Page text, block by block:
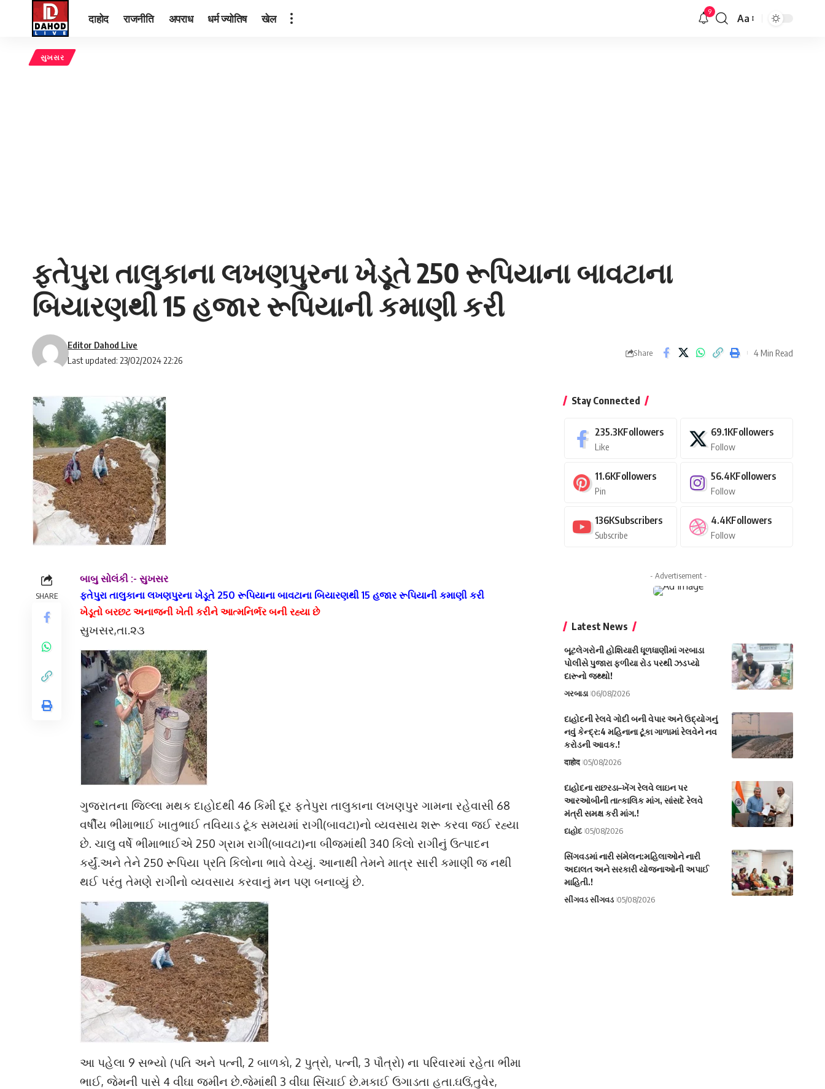
दाहोद राजनीति अपराध धर्म ज्योतिष खेल 9
Font
Aa
સુખસર
ફતેપુરા તાલુકાના લખણપુરના ખેડૂતે 250 રૂપિયાના બાવટાના
બિયારણથી 15 હજાર રૂપિયાની કમાણી કરી
Last updated: 23/02/2024 22:26
Editor Dahod Live
Share 4 Min Read
SHARE
બાબુ સોલંકી :- સુખસર
ફતેપુરા તાલુકાના લખણપુરના ખેડૂતે 250 રૂપિયાના બાવટાના બિયારણથી 15 હજાર રૂપિયાની કમાણી કરી
ખેડૂતો બરછટ અનાજની ખેતી કરીને આત્મનિર્ભર બની રહ્યા છે
સુખસર,તા.૨૩
ગુજરાતના જિલ્લા મથક દાહોદથી 46 કિમી દૂર ફતેપુરા તાલુકાના લખણપુર ગામના રહેવાસી 68
વર્ષીય ભીમાભાઈ ખાતુભાઈ તવિયાડ ટૂંક સમયમાં રાગી(બાવટા)નો વ્યવસાય શરૂ કરવા જઈ રહ્યા
છે. ચાલુ વર્ષે ભીમાભાઈએ 250 ગ્રામ રાગી(બાવટા)ના બીજમાંથી 340 કિલો રાગીનું ઉત્પાદન
કર્યું.અને તેને 250 રૂપિયા પ્રતિ કિલોના ભાવે વેચ્યું. આનાથી તેમને માત્ર સારી કમાણી જ નથી
થઈ પરંતુ તેમણે રાગીનો વ્યવસાય કરવાનું મન પણ બનાવ્યું છે.
આ પહેલા 9 સભ્યો (પતિ અને પત્ની, 2 બાળકો, 2 પુત્રો, પત્ની, 3 પૌત્રો) ના પરિવારમાં રહેતા ભીમા
ભાઈ, જેમની પાસે 4 વીઘા જમીન છે.જેમાંથી 3 વીઘા સિંચાઈ છે.મકાઈ ઉગાડતા હતા.ઘઉં,તુવેર,
Stay Connected
235.3KFollowers
Like
69.1KFollowers
Follow
11.6KFollowers
Pin
56.4KFollowers
Follow
136KSubscribers
Subscribe
4.4KFollowers
Follow
- Advertisement -
Latest News
બૂટલેગરોની હોશિયારી ધૂળધાણીમાં ગરબાડા
પોલીસે પુજારા ફળીયા રોડ પરથી ઝડપ્યો
દારૂનો જથ્થો!
ગરબાડા 06/08/2026
દાહોદની રેલવે ગોદી બની વેપાર અને ઉદ્યોગનું
નવું કેન્દ્ર:4 મહિનાના ટૂંકા ગાળામાં રેલવેને નવ
કરોડની આવક.!
दाहोद 05/08/2026
દાહોદના રાછરડા–ખેંગ રેલવે લાઇન પર
આરઓબીની તાત્કાલિક માંગ, સાંસદે રેલવે
મંત્રી સમક્ષ કરી માંગ.!
દાહોદ 05/08/2026
સિંગવડમાં નારી સંમેલન:મહિલાઓને નારી
અદાલત અને સરકારી યોજનાઓની અપાઈ
માહિતી.!
સીંગવડ સીંગવડ 05/08/2026